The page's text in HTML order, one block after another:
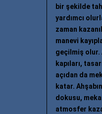
bir şekilde
yardımcı
zaman
manevi
geçilmiş olur.
kapıları,
açıdan da
katar.
dokusu,
atmosfer